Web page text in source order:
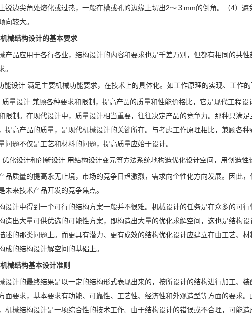
锐边尖角处熔化或过热，一般在槽或孔的边缘上切出2～３mm的倒角。（4）
向较大。
机械结构设计的基本要求
产品应用于各行各业，结构设计的内容和要求也是千差万别，但都有相同的共
。
能设计 满足主要机械功能要求，在技术上的具体化。如工作原理的实现、工作的
质量设计 兼顾各种要求和限制，提高产品的质量和性能价格比，它是现代工程
限制。在现代设计中，质量设计相当重要，往往决定产品的竞争力。那种只满
提高产品的质量，是现代机械设计的关键所在。与考虑工作原理相比，兼顾各
问题不仅是工艺和材料的问题，提高质量应始于设计。
优化设计和创新设计 用结构设计变元等方法系统地构造优化设计空间，用创造性
品质量的提高永无止境，市场的竞争日趋激烈，需求向个性化方向发展。因此
未来技术产品开发的竞争焦点。
设计中得到一个可行的结构方案一般并不很难。机械设计的任务是在众多的可
造出大量可供优选的可能性方案，即构造出大量的优化求解空间，这也是结构
述的那类问题上。而更具有潜力、更有成效的结构优化设计应建立在由工艺、
成的结构设计解空间的基础上。
械结构基本设计准则
设计的最终结果是以一定的结构形式表现出来的，按所设计的结构进行加工、
面要求，基本要求有功能、可靠性、工艺性、经济性和外观造型等方面的要求
机械结构设计是一项综合性的技术工作。由于结构设计的错误或不合理，可能